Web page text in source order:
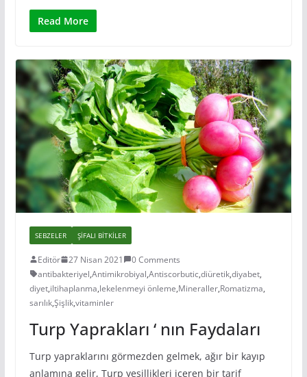
Read More
SEBZELER ŞIFALI BITKILER
Editör 27 Nisan 2021
0 Comments
antibakteriyel,Antimikrobiyal,Antiscorbutic,diüretik,diyabet,
diyet,iltihaplanma,lekelenmeyi önleme,Mineraller,Romatizma,
sarılık,Şişlik,vitaminler
Turp Yaprakları ‘ nın Faydaları
Turp yapraklarını görmezden gelmek, ağır bir kayıp
anlamına gelir, Turp yeşillikleri içeren bir tarif